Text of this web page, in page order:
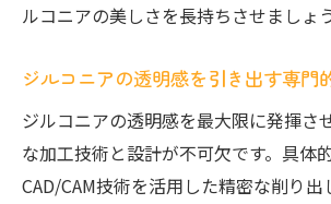
ルコニアの美しさを長持ちさせましょう
ジルコニアの透明感を引き出す専門
ジルコニアの透明感を最大限に発揮さ
な加工技術と設計が不可欠です。具体
CAD/CAM技術を活用した精密な削り